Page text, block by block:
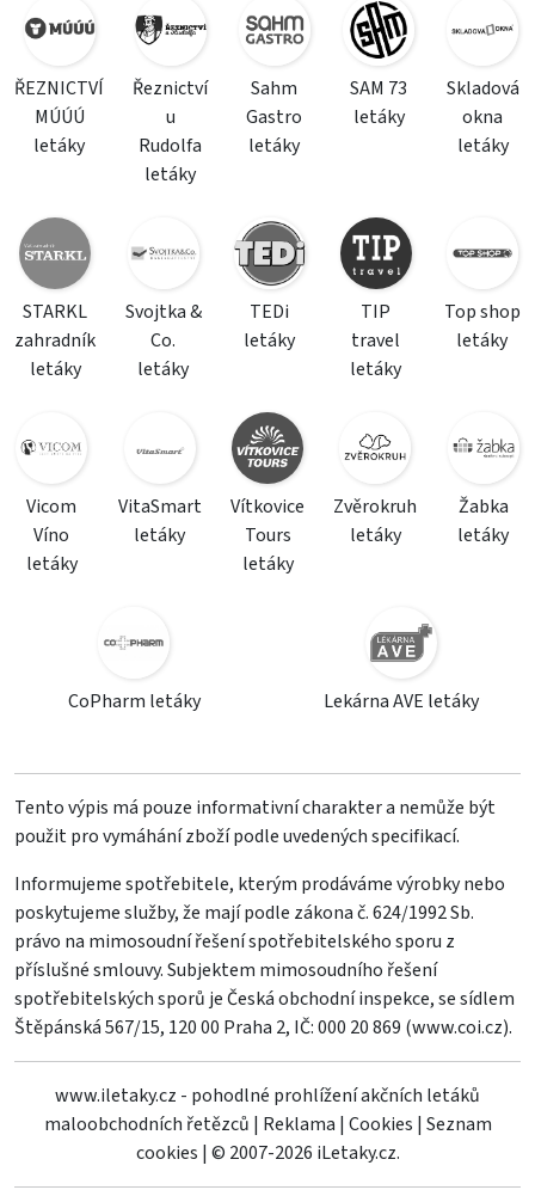
ŘEZNICTVÍ
MÚÚÚ
letáky
Řeznictví
u
Rudolfa
letáky
Sahm
Gastro
letáky
SAM 73
letáky
Skladová
okna
letáky
STARKL
zahradník
letáky
Svojtka &
Co.
letáky
TEDi
letáky
TIP
travel
letáky
Top shop
letáky
Vicom
Víno
letáky
VitaSmart
letáky
Vítkovice
Tours
letáky
Zvěrokruh
letáky
Žabka
letáky
CoPharm letáky Lekárna AVE letáky
Tento výpis má pouze informativní charakter a nemůže být
použit pro vymáhání zboží podle uvedených specifikací.
Informujeme spotřebitele, kterým prodáváme výrobky nebo
poskytujeme služby, že mají podle zákona č. 624/1992 Sb.
právo na mimosoudní řešení spotřebitelského sporu z
příslušné smlouvy. Subjektem mimosoudního řešení
spotřebitelských sporů je Česká obchodní inspekce, se sídlem
Štěpánská 567/15, 120 00 Praha 2, IČ: 000 20 869 (www.coi.cz).
www.iletaky.cz - pohodlné prohlížení akčních letáků
maloobchodních řetězců | Reklama | Cookies | Seznam
cookies | © 2007-2026 iLetaky.cz.